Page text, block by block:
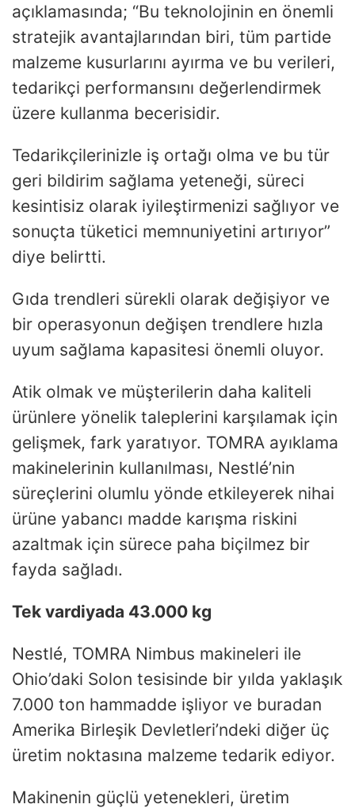
açıklamasında; “Bu teknolojinin en önemli
stratejik avantajlarından biri, tüm partide
malzeme kusurlarını ayırma ve bu verileri,
tedarikçi performansını değerlendirmek
üzere kullanma becerisidir.
Tedarikçilerinizle iş ortağı olma ve bu tür
geri bildirim sağlama yeteneği, süreci
kesintisiz olarak iyileştirmenizi sağlıyor ve
sonuçta tüketici memnuniyetini artırıyor”
diye belirtti.
Gıda trendleri sürekli olarak değişiyor ve
bir operasyonun değişen trendlere hızla
uyum sağlama kapasitesi önemli oluyor.
Atik olmak ve müşterilerin daha kaliteli
ürünlere yönelik taleplerini karşılamak için
gelişmek, fark yaratıyor. TOMRA ayıklama
makinelerinin kullanılması, Nestlé’nin
süreçlerini olumlu yönde etkileyerek nihai
ürüne yabancı madde karışma riskini
azaltmak için sürece paha biçilmez bir
fayda sağladı.
Tek vardiyada 43.000 kg
Nestlé, TOMRA Nimbus makineleri ile
Ohio’daki Solon tesisinde bir yılda yaklaşık
7.000 ton hammadde işliyor ve buradan
Amerika Birleşik Devletleri’ndeki diğer üç
üretim noktasına malzeme tedarik ediyor.
Makinenin güçlü yetenekleri, üretim